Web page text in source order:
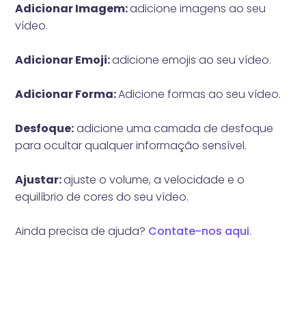
Adicionar Imagem:adicione imagens ao seu
vídeo.
Adicionar Emoji:adicione emojis ao seu vídeo.
Adicionar Forma:Adicione formas ao seu vídeo.
Desfoque:adicione uma camada de desfoque
para ocultar qualquer informação sensível.
Ajustar:ajuste o volume, a velocidade e o
equilíbrio de cores do seu vídeo.
Ainda precisa de ajuda? Contate-nos aqui.